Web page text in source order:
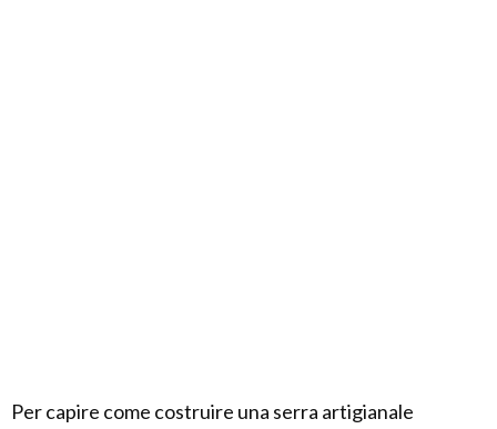
Per capire come costruire una serra artigianale